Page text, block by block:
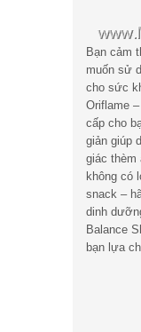
Bạn cảm
muốn sử
cho sức
Oriflame
cấp cho
giản giúp
giác thèm
không có
snack –
dinh
Balance
bạn lựa